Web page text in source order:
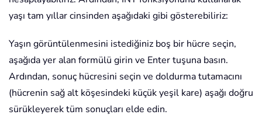
yaşı tam yıllar cinsinden aşağıdaki gibi gösterebiliriz:
Yaşın görüntülenmesini istediğiniz boş bir hücre seçin,
aşağıda yer alan formülü girin ve Enter tuşuna basın.
Ardından, sonuç hücresini seçin ve doldurma tutamacını
(hücrenin sağ alt köşesindeki küçük yeşil kare) aşağı doğru
sürükleyerek tüm sonuçları elde edin.